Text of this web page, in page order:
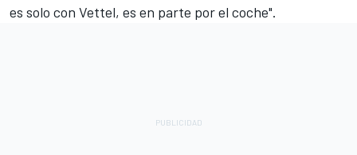
es solo con Vettel, es en parte por el coche".